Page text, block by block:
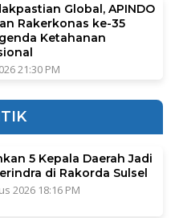
Global, APINDO
Rakerkonas ke-35
Ketahanan
21:30 PM
5 Kepala Daerah Jadi
di Rakorda Sulsel
2026 18:16 PM